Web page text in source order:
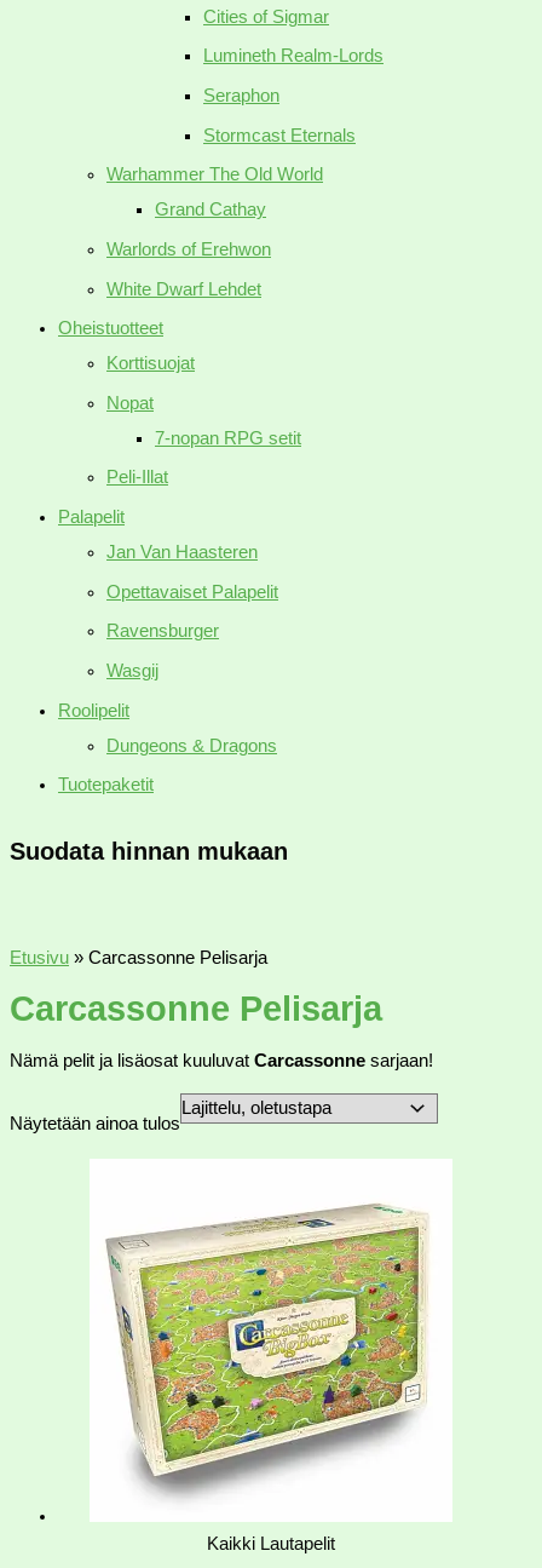
Cities of Sigmar
Lumineth Realm-Lords
Seraphon
Stormcast Eternals
Warhammer The Old World
Grand Cathay
Warlords of Erehwon
White Dwarf Lehdet
Oheistuotteet
Korttisuojat
Nopat
7-nopan RPG setit
Peli-Illat
Palapelit
Jan Van Haasteren
Opettavaiset Palapelit
Ravensburger
Wasgij
Roolipelit
Dungeons & Dragons
Tuotepaketit
Suodata hinnan mukaan
Etusivu » Carcassonne Pelisarja
Carcassonne Pelisarja
Nämä pelit ja lisäosat kuuluvat Carcassonne sarjaan!
Näytetään ainoa tulos
Kaikki Lautapelit